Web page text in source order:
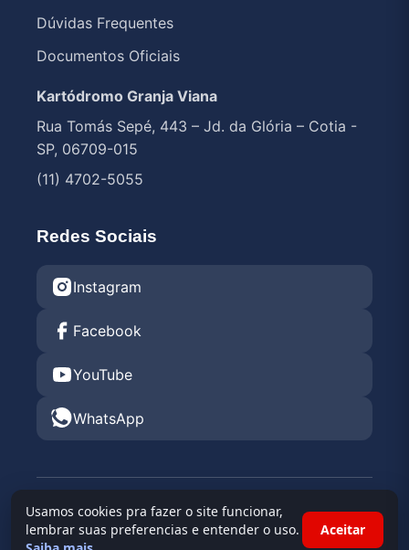
Dúvidas Frequentes
Documentos Oficiais
Kartódromo Granja Viana
Rua Tomás Sepé, 443 – Jd. da Glória – Cotia -
SP, 06709-015
(11) 4702-5055
Redes Sociais
Instagram
Facebook
YouTube
WhatsApp
© 2026 Endurance Rental KGV 2026 •
Granja Viana
Usamos cookies pra fazer o site funcionar,
lembrar suas preferencias e entender o uso.
Aceitar